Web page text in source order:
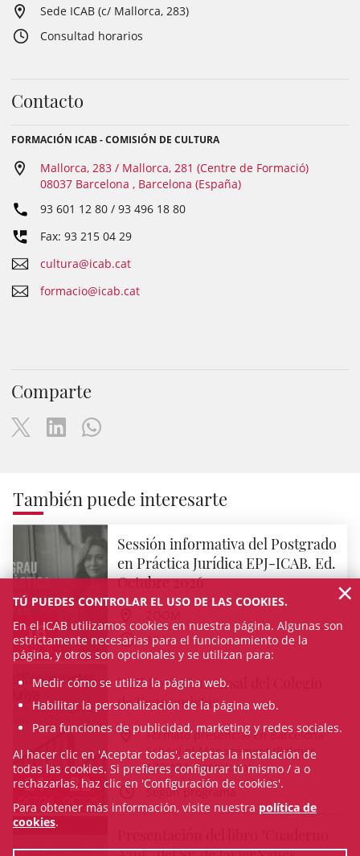
Sede ICAB (c/ Mallorca, 283)
Consultad horarios
Contacto
FORMACIÓN ICAB - COMISIÓN DE CULTURA
Mallorca, 283 / Mallorca, 281 (Centre de Formació)
08037 Barcelona , Barcelona (España)
93 601 12 80 / 93 496 18 80
Fax: 93 215 04 29
cultura@icab.cat
formacio@icab.cat
Comparte
También puede interesarte
16
SEP/26
Sessión informativa del Postgrado
en Práctica Jurídica EPJ-ICAB. Ed.
Octubre 2026
18 h
21
OCT/26
22
XXII Foro Concursal del Colegio
de Economistas
Formato presencial en Barcelona
School of Management (Balmes
132-134, Barcelona)
Según programa
TÚ PUEDES CONTROLAR EL USO DE LAS COOKIES.
En el ICAB utilizamos cookies en nuestra página. Algunas son
estrictamente necesarias para el funcionamiento de la
página, y otros son opcionales y se utilizan para:
Medir cómo se utiliza la página web.
Habilitar la personalización de la página web.
Para funciones de publicidad, marketing y redes sociales.
Al hacer clic en 'Aceptar todas', aceptas la instalación de
todas las cookies. Si prefieres configurar tú mismo / a o
rechazarlas, haz clic en 'Configuración de cookies'.
Para obtener más información, visite nuestra política de
cookies.
×